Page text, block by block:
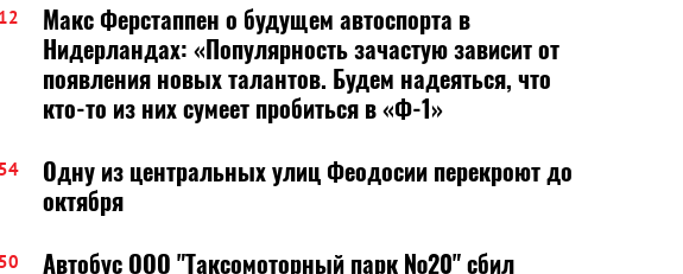
Макс Ферстаппен о будущем автоспорта в
Нидерландах: «Популярность зачастую зависит от
появления новых талантов. Будем надеяться, что
кто-то из них сумеет пробиться в «Ф-1»
Одну из центральных улиц Феодосии перекроют до
октября
Автобус ООО "Таксомоторный парк №20" сбил